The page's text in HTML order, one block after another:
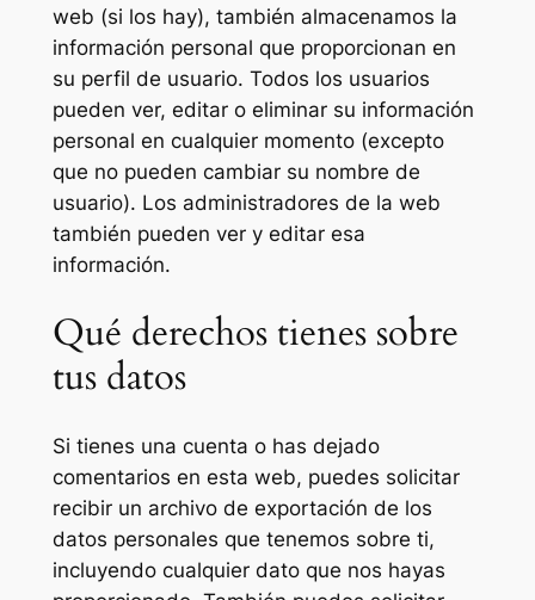
web (si los hay), también almacenamos la
información personal que proporcionan en
su perfil de usuario. Todos los usuarios
pueden ver, editar o eliminar su información
personal en cualquier momento (excepto
que no pueden cambiar su nombre de
usuario). Los administradores de la web
también pueden ver y editar esa
información.
Qué derechos tienes sobre
tus datos
Si tienes una cuenta o has dejado
comentarios en esta web, puedes solicitar
recibir un archivo de exportación de los
datos personales que tenemos sobre ti,
incluyendo cualquier dato que nos hayas